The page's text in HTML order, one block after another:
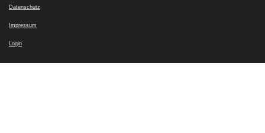
Datenschutz
Impressum
Login